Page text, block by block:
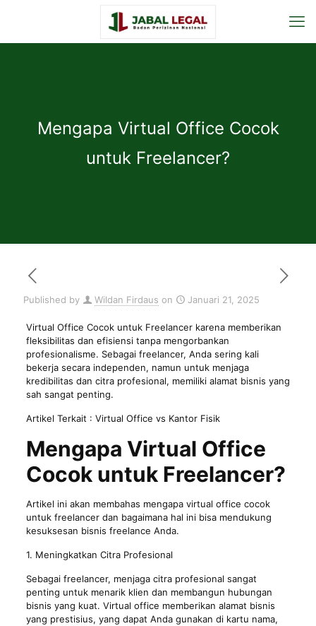
Mengapa Virtual Office Cocok
untuk Freelancer?
Published by Wildan Firdaus on Januari 21, 2025
Virtual Office Cocok untuk Freelancer karena memberikan
fleksibilitas dan efisiensi tanpa mengorbankan
profesionalisme. Sebagai freelancer, Anda sering kali
bekerja secara independen, namun untuk menjaga
kredibilitas dan citra profesional, memiliki alamat bisnis yang
sah sangat penting.
Artikel Terkait : Virtual Office vs Kantor Fisik
Mengapa Virtual Office
Cocok untuk Freelancer?
Artikel ini akan membahas mengapa virtual office cocok
untuk freelancer dan bagaimana hal ini bisa mendukung
kesuksesan bisnis freelance Anda.
1. Meningkatkan Citra Profesional
Sebagai freelancer, menjaga citra profesional sangat
penting untuk menarik klien dan membangun hubungan
bisnis yang kuat. Virtual office memberikan alamat bisnis
yang prestisius, yang dapat Anda gunakan di kartu nama,